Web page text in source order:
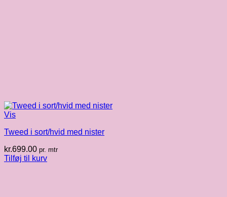
Vis
Tweed i sort/hvid med nister
kr.699.00 pr. mtr
Tilføj til kurv